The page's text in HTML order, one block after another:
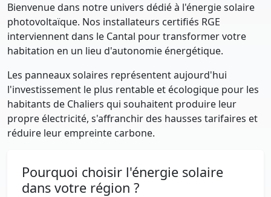
Bienvenue dans notre univers dédié à l'énergie solaire
photovoltaïque. Nos installateurs certifiés RGE
interviennent dans le Cantal pour transformer votre
habitation en un lieu d'autonomie énergétique.
Les panneaux solaires représentent aujourd'hui
l'investissement le plus rentable et écologique pour les
habitants de Chaliers qui souhaitent produire leur
propre électricité, s'affranchir des hausses tarifaires et
réduire leur empreinte carbone.
Pourquoi choisir l'énergie solaire
dans votre région ?